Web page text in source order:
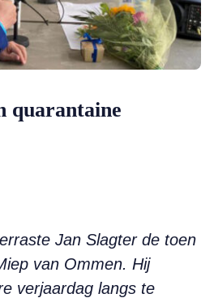
quarantaine
Jan Slagter de toen
van Ommen. Hij
verjaardag langs te